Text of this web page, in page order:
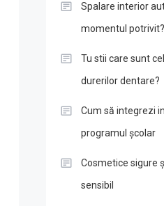
Spalare interior
momentul potrivit?
Tu stii care sunt
durerilor dentare?
Cum să integrezi
programul școlar
Cosmetice sigure
sensibil